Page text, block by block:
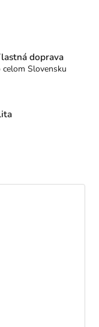
doprava
celom Slovensku